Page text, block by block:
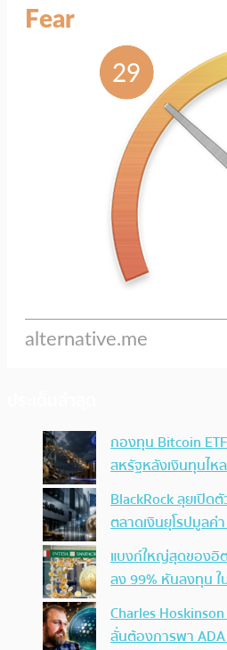
กองทุน Bitcoin
สหรัฐหลังเงินทุนไห
BlackRock ลุยเปิด
ตลาดเงินยุโรปมูลค่
แบงก์ใหญ่สุดของอิ
ลง 99% หันลงทุน ใ
Charles
ลั่นต้องการพา